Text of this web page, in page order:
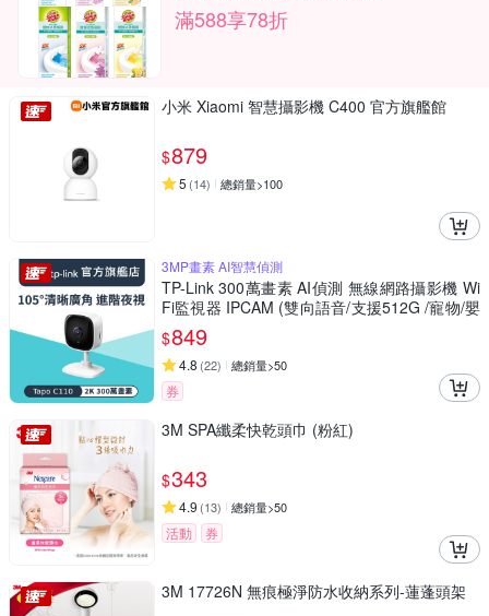
滿588享78折
小米 Xiaomi 智慧攝影機 C400 官方旗艦館
$879
5 (14) 總銷量>100
3MP畫素 AI智慧偵測
TP-Link 300萬畫素 AI偵測 無線網路攝影機 Wi
Fi監視器 IPCAM (雙向語音/支援512G /寵物/嬰
兒/長輩/Tapo C110
$849
4.8 (22) 總銷量>50
券
3M SPA纖柔快乾頭巾 (粉紅)
$343
4.9 (13) 總銷量>50
活動 券
3M 17726N 無痕極淨防水收納系列-蓮蓬頭架